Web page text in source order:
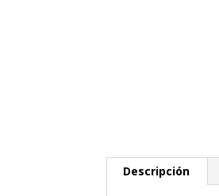
Descripción